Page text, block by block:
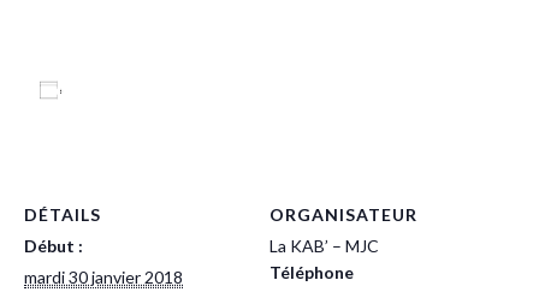
DÉTAILS
Début :
mardi 30 janvier 2018
ORGANISATEUR
La KAB’ – MJC
Téléphone